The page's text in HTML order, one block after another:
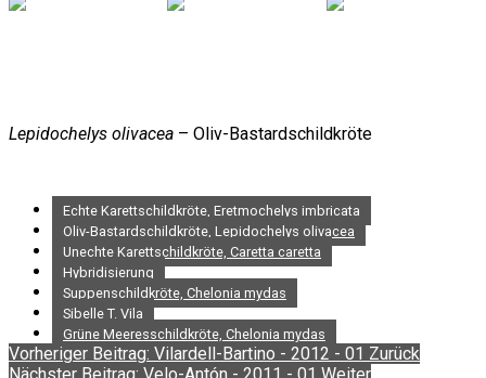
Lepidochelys olivacea – Oliv-Bastardschildkröte
Echte Karettschildkröte, Eretmochelys imbricata
Oliv-Bastardschildkröte, Lepidochelys olivacea
Unechte Karettschildkröte, Caretta caretta
Hybridisierung
Suppenschildkröte, Chelonia mydas
Sibelle T. Vila
Grüne Meeresschildkröte, Chelonia mydas
Vorheriger Beitrag: Vilardell-Bartino - 2012 - 01 Zurück